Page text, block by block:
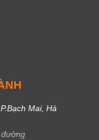
Mai, Hà